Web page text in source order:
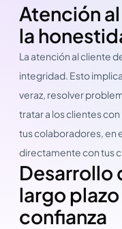
Atención
la
La atención al cliente
integridad. Esto
veraz, resolver
tratar a los clientes
tus colaboradores, en
directamente con tus
Desarrollo
largo
confianza